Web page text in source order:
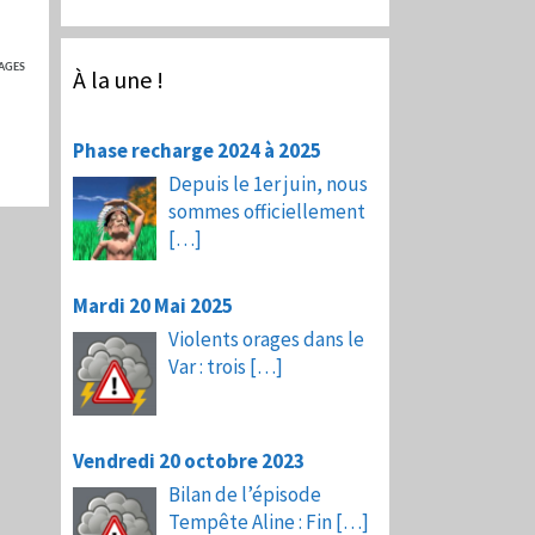
À la une !
Phase recharge 2024 à 2025
Depuis le 1er juin, nous
sommes officiellement
[…]
Mardi 20 Mai 2025
Violents orages dans le
Var : trois […]
Vendredi 20 octobre 2023
Bilan de l’épisode
Tempête Aline : Fin[…]